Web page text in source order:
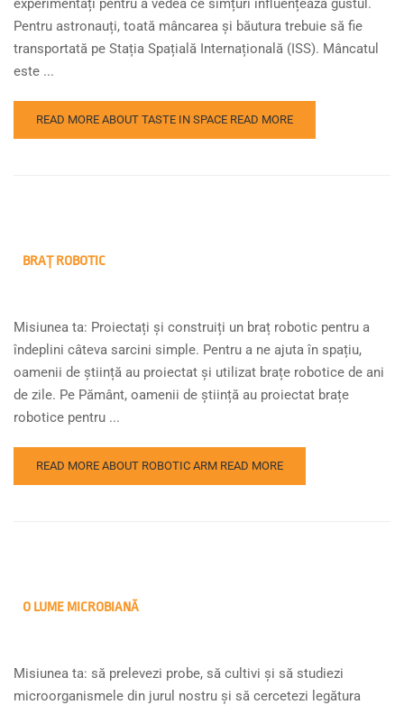
experimentați pentru a vedea ce simțuri influențează gustul.
Pentru astronauți, toată mâncarea și băutura trebuie să fie
transportată pe Stația Spațială Internațională (ISS). Mâncatul
este ...
READ MORE ABOUT TASTE IN SPACE READ MORE
BRAȚ ROBOTIC
Misiunea ta: Proiectați și construiți un braț robotic pentru a
îndeplini câteva sarcini simple. Pentru a ne ajuta în spațiu,
oamenii de știință au proiectat și utilizat brațe robotice de ani
de zile. Pe Pământ, oamenii de știință au proiectat brațe
robotice pentru ...
READ MORE ABOUT ROBOTIC ARM READ MORE
O LUME MICROBIANĂ
Misiunea ta: să prelevezi probe, să cultivi și să studiezi
microorganismele din jurul nostru și să cercetezi legătura